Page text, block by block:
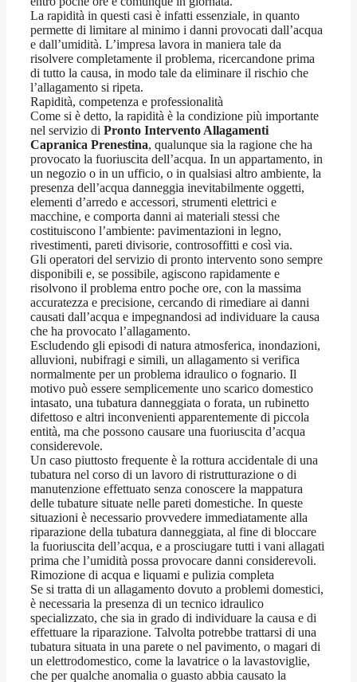
La rapidità in questi casi è infatti essenziale, in quanto
permette di limitare al minimo i danni provocati dall’acqua
e dall’umidità. L’impresa lavora in maniera tale da
risolvere completamente il problema, ricercandone prima
di tutto la causa, in modo tale da eliminare il rischio che
l’allagamento si ripeta.
Rapidità, competenza e professionalità
Come si è detto, la rapidità è la condizione più importante
nel servizio di Pronto Intervento Allagamenti
Capranica Prenestina, qualunque sia la ragione che ha
provocato la fuoriuscita dell’acqua. In un appartamento, in
un negozio o in un ufficio, o in qualsiasi altro ambiente, la
presenza dell’acqua danneggia inevitabilmente oggetti,
elementi d’arredo e accessori, strumenti elettrici e
macchine, e comporta danni ai materiali stessi che
costituiscono l’ambiente: pavimentazioni in legno,
rivestimenti, pareti divisorie, controsoffitti e così via.
Gli operatori del servizio di pronto intervento sono sempre
disponibili e, se possibile, agiscono rapidamente e
risolvono il problema entro poche ore, con la massima
accuratezza e precisione, cercando di rimediare ai danni
causati dall’acqua e impegnandosi ad individuare la causa
che ha provocato l’allagamento.
Escludendo gli episodi di natura atmosferica, inondazioni,
alluvioni, nubifragi e simili, un allagamento si verifica
normalmente per un problema idraulico o fognario. Il
motivo può essere semplicemente uno scarico domestico
intasato, una tubatura danneggiata o forata, un rubinetto
difettoso e altri inconvenienti apparentemente di piccola
entità, ma che possono causare una fuoriuscita d’acqua
considerevole.
Un caso piuttosto frequente è la rottura accidentale di una
tubatura nel corso di un lavoro di ristrutturazione o di
manutenzione effettuato senza conoscere la mappatura
delle tubature situate nelle pareti domestiche. In queste
situazioni è necessario provvedere immediatamente alla
riparazione della tubatura danneggiata, al fine di bloccare
la fuoriuscita dell’acqua, e a prosciugare tutti i vani allagati
prima che l’umidità possa provocare danni considerevoli.
Rimozione di acqua e liquami e pulizia completa
Se si tratta di un allagamento dovuto a problemi domestici,
è necessaria la presenza di un tecnico idraulico
specializzato, che sia in grado di individuare la causa e di
effettuare la riparazione. Talvolta potrebbe trattarsi di una
tubatura situata in una parete o nel pavimento, o magari di
un elettrodomestico, come la lavatrice o la lavastoviglie,
che per qualche anomalia o guasto abbia causato la